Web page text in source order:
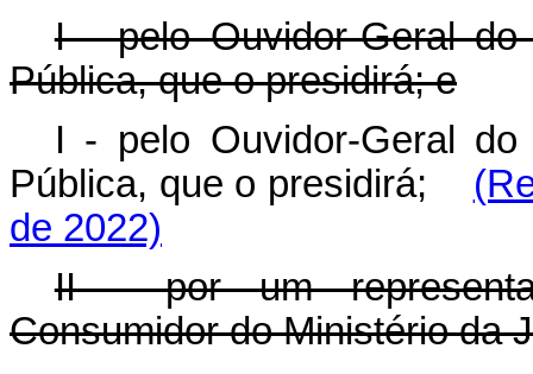
I - pelo Ouvidor-Geral
Pública, que o presidirá; e
I - pelo Ouvidor-Geral
Pública, que o presidirá;
de 2022)
II - por um
Consumidor do Ministério da